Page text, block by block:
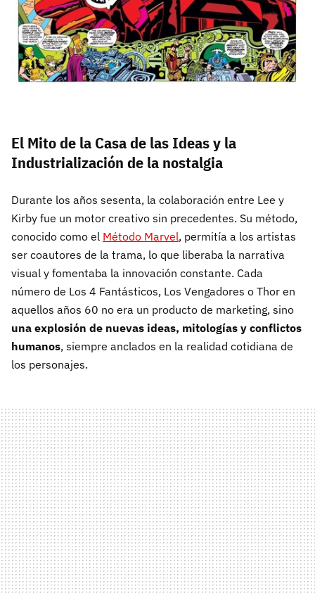
El Mito de la Casa de las Ideas y la
Industrialización de la nostalgia
Durante los años sesenta, la colaboración entre Lee y
Kirby fue un motor creativo sin precedentes. Su método,
conocido como el Método Marvel, permitía a los artistas
ser coautores de la trama, lo que liberaba la narrativa
visual y fomentaba la innovación constante. Cada
número de Los 4 Fantásticos, Los Vengadores o Thor en
aquellos años 60 no era un producto de marketing, sino
una explosión de nuevas ideas, mitologías y conflictos
humanos, siempre anclados en la realidad cotidiana de
los personajes.